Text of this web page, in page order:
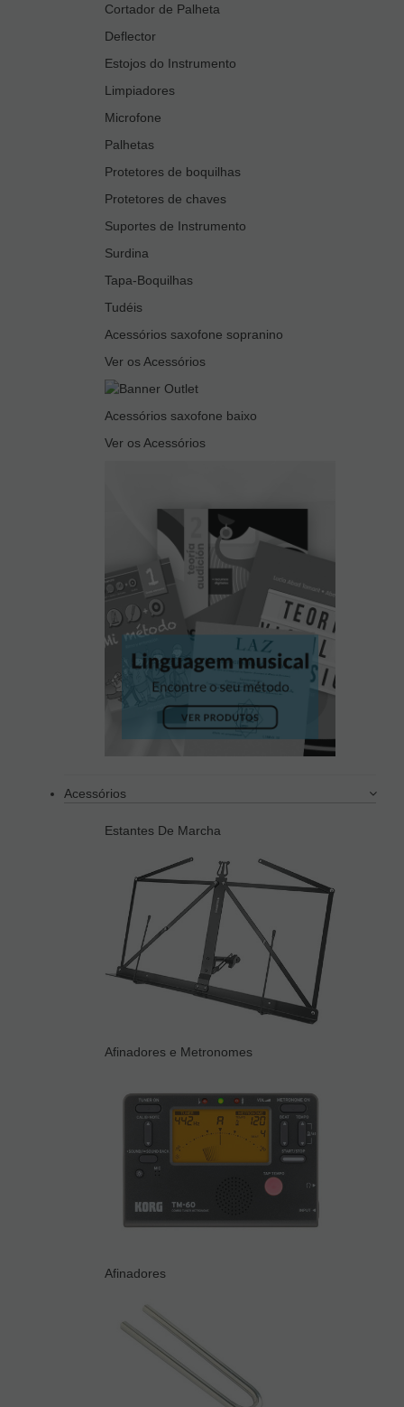
Cortador de Palheta
Deflector
Estojos do Instrumento
Limpiadores
Microfone
Palhetas
Protetores de boquilhas
Protetores de chaves
Suportes de Instrumento
Surdina
Tapa-Boquilhas
Tudéis
Acessórios saxofone sopranino
Ver os Acessórios
Acessórios saxofone baixo
Ver os Acessórios
Acessórios
Estantes De Marcha
Afinadores e Metronomes
Afinadores